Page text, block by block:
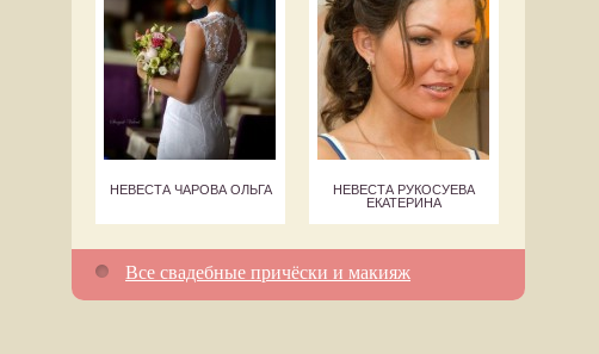
НЕВЕСТА ЧАРОВА ОЛЬГА
НЕВЕСТА РУКОСУЕВА
ЕКАТЕРИНА
Все свадебные причёски и макияж